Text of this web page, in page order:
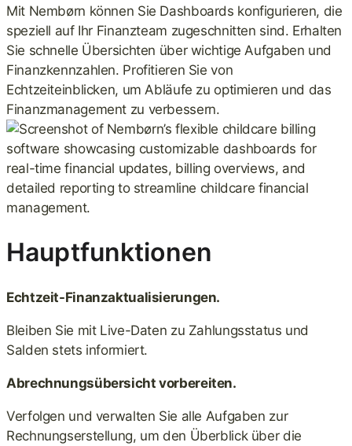
Mit Nembørn können Sie Dashboards konfigurieren, die
speziell auf Ihr Finanzteam zugeschnitten sind. Erhalten
Sie schnelle Übersichten über wichtige Aufgaben und
Finanzkennzahlen. Profitieren Sie von
Echtzeiteinblicken, um Abläufe zu optimieren und das
Finanzmanagement zu verbessern.
Hauptfunktionen
Echtzeit-Finanzaktualisierungen.
Bleiben Sie mit Live-Daten zu Zahlungsstatus und
Salden stets informiert.
Abrechnungsübersicht vorbereiten.
Verfolgen und verwalten Sie alle Aufgaben zur
Rechnungserstellung, um den Überblick über die